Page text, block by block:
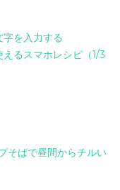
を入力する
るスマホレシピ（1/3
そばで昼間からチルい